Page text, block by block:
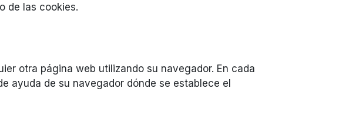
de las cookies.
otra página web utilizando su navegador. En cada
ayuda de su navegador dónde se establece el